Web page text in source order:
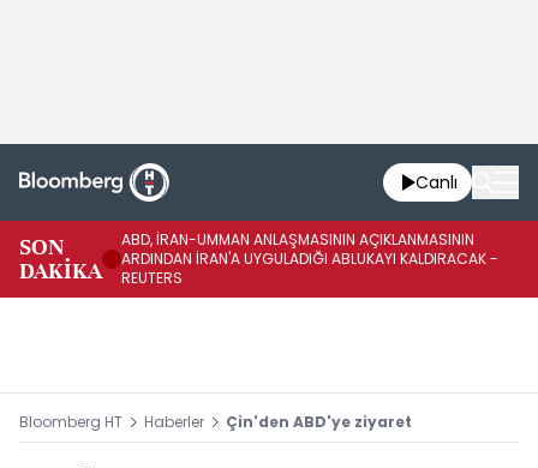
Canlı
SON
DAKİKA
ABD, İRAN-UMMAN ANLAŞMASININ AÇIKLANMASININ
ARDINDAN İRAN'A UYGULADIĞI ABLUKAYI KALDIRACAK -
REUTERS
Bloomberg HT Haberler Çin'den ABD'ye ziyaret